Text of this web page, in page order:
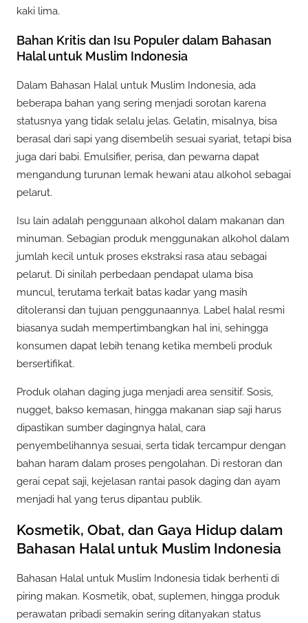
kaki lima.
Bahan Kritis dan Isu Populer dalam Bahasan
Halal untuk Muslim Indonesia
Dalam Bahasan Halal untuk Muslim Indonesia, ada
beberapa bahan yang sering menjadi sorotan karena
statusnya yang tidak selalu jelas. Gelatin, misalnya, bisa
berasal dari sapi yang disembelih sesuai syariat, tetapi bisa
juga dari babi. Emulsifier, perisa, dan pewarna dapat
mengandung turunan lemak hewani atau alkohol sebagai
pelarut.
Isu lain adalah penggunaan alkohol dalam makanan dan
minuman. Sebagian produk menggunakan alkohol dalam
jumlah kecil untuk proses ekstraksi rasa atau sebagai
pelarut. Di sinilah perbedaan pendapat ulama bisa
muncul, terutama terkait batas kadar yang masih
ditoleransi dan tujuan penggunaannya. Label halal resmi
biasanya sudah mempertimbangkan hal ini, sehingga
konsumen dapat lebih tenang ketika membeli produk
bersertifikat.
Produk olahan daging juga menjadi area sensitif. Sosis,
nugget, bakso kemasan, hingga makanan siap saji harus
dipastikan sumber dagingnya halal, cara
penyembelihannya sesuai, serta tidak tercampur dengan
bahan haram dalam proses pengolahan. Di restoran dan
gerai cepat saji, kejelasan rantai pasok daging dan ayam
menjadi hal yang terus dipantau publik.
Kosmetik, Obat, dan Gaya Hidup dalam
Bahasan Halal untuk Muslim Indonesia
Bahasan Halal untuk Muslim Indonesia tidak berhenti di
piring makan. Kosmetik, obat, suplemen, hingga produk
perawatan pribadi semakin sering ditanyakan status